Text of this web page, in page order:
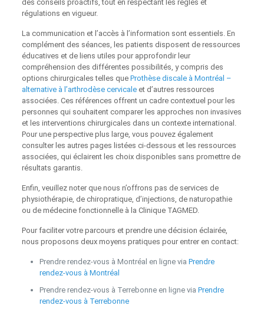
des conseils proactifs, tout en respectant les règles et
régulations en vigueur.
La communication et l’accès à l’information sont essentiels. En
complément des séances, les patients disposent de ressources
éducatives et de liens utiles pour approfondir leur
compréhension des différentes possibilités, y compris des
options chirurgicales telles que Prothèse discale à Montréal –
alternative à l’arthrodèse cervicaleet d’autres ressources
associées. Ces références offrent un cadre contextuel pour les
personnes qui souhaitent comparer les approches non invasives
et les interventions chirurgicales dans un contexte international.
Pour une perspective plus large, vous pouvez également
consulter les autres pages listées ci-dessous et les ressources
associées, qui éclairent les choix disponibles sans promettre de
résultats garantis.
Enfin, veuillez noter que nous n’offrons pas de services de
physiothérapie, de chiropratique, d’injections, de naturopathie
ou de médecine fonctionnelle à la Clinique TAGMED.
Pour faciliter votre parcours et prendre une décision éclairée,
nous proposons deux moyens pratiques pour entrer en contact:
Prendre rendez-vous à Montréal en ligne via Prendre
rendez‑vous à Montréal
Prendre rendez-vous à Terrebonne en ligne via Prendre
rendez‑vous à Terrebonne